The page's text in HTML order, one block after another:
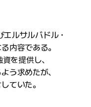
ルサルバドル・
内容である。
を提供し、
う求めたが、
ていた。